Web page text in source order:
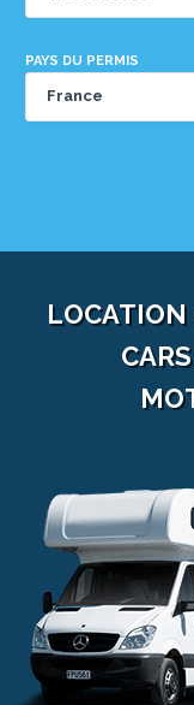
PAYS DU PERMIS
LOCATION